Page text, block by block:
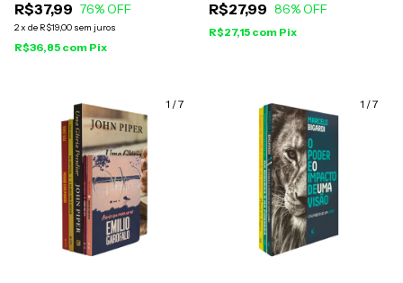
R$37,99 76% OFF
2x de R$19,00 sem juros
R$36,85 com Pix
R$27,99 86% OFF
R$27,15 com Pix
1 /7 1 /7